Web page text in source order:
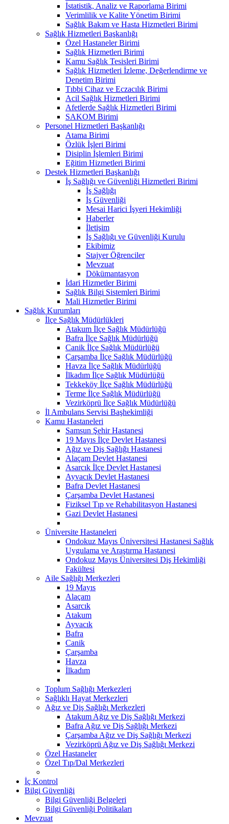
İstatistik, Analiz ve Raporlama Birimi
Verimlilik ve Kalite Yönetim Birimi
Sağlık Bakım ve Hasta Hizmetleri Birimi
Sağlık Hizmetleri Başkanlığı
Özel Hastaneler Birimi
Sağlık Hizmetleri Birimi
Kamu Sağlık Tesisleri Birimi
Sağlık Hizmetleri İzleme, Değerlendirme ve
Denetim Birimi
Tıbbi Cihaz ve Eczacılık Birimi
Acil Sağlık Hizmetleri Birimi
Afetlerde Sağlık Hizmetleri Birimi
SAKOM Birimi
Personel Hizmetleri Başkanlığı
Atama Birimi
Özlük İşleri Birimi
Disiplin İşlemleri Birimi
Eğitim Hizmetleri Birimi
Destek Hizmetleri Başkanlığı
İş Sağlığı ve Güvenliği Hizmetleri Birimi
İş Sağlığı
İş Güvenliği
Mesai Harici İşyeri Hekimliği
Haberler
İletişim
İş Sağlığı ve Güvenliği Kurulu
Ekibimiz
Stajyer Öğrenciler
Mevzuat
Dökümantasyon
İdari Hizmetler Birimi
Sağlık Bilgi Sistemleri Birimi
Mali Hizmetler Birimi
Sağlık Kurumları
İlçe Sağlık Müdürlükleri
Atakum İlçe Sağlık Müdürlüğü
Bafra İlçe Sağlık Müdürlüğü
Canik İlçe Sağlık Müdürlüğü
Çarşamba İlçe Sağlık Müdürlüğü
Havza İlçe Sağlık Müdürlüğü
İlkadım İlçe Sağlık Müdürlüğü
Tekkeköy İlçe Sağlık Müdürlüğü
Terme İlçe Sağlık Müdürlüğü
Vezirköprü İlçe Sağlık Müdürlüğü
İl Ambulans Servisi Başhekimliği
Kamu Hastaneleri
Samsun Şehir Hastanesi
19 Mayıs İlçe Devlet Hastanesi
Ağız ve Diş Sağlığı Hastanesi
Alaçam Devlet Hastanesi
Asarcık İlçe Devlet Hastanesi
Ayvacık Devlet Hastanesi
Bafra Devlet Hastanesi
Çarşamba Devlet Hastanesi
Fiziksel Tıp ve Rehabilitasyon Hastanesi
Gazi Devlet Hastanesi
Üniversite Hastaneleri
Ondokuz Mayıs Üniversitesi Hastanesi Sağlık
Uygulama ve Araştırma Hastanesi
Ondokuz Mayıs Üniversitesi Diş Hekimliği
Fakültesi
Aile Sağlığı Merkezleri
19 Mayıs
Alaçam
Asarcık
Atakum
Ayvacık
Bafra
Canik
Çarşamba
Havza
İlkadım
Toplum Sağlığı Merkezleri
Sağlıklı Hayat Merkezleri
Ağız ve Diş Sağlığı Merkezleri
Atakum Ağız ve Diş Sağlığı Merkezi
Bafra Ağız ve Diş Sağlığı Merkezi
Çarşamba Ağız ve Diş Sağlığı Merkezi
Vezirköprü Ağız ve Diş Sağlığı Merkezi
Özel Hastaneler
Özel Tıp/Dal Merkezleri
İç Kontrol
Bilgi Güvenliği
Bilgi Güvenliği Belgeleri
Bilgi Güvenliği Politikaları
Mevzuat